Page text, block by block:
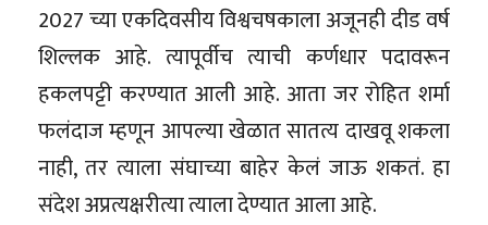
2027 च्या एकदिवसीय विश्वचषकाला अजूनही दीड वर्ष
शिल्लक आहे. त्यापूर्वीच त्याची कर्णधार पदावरून
हकलपट्टी करण्यात आली आहे. आता जर रोहित शर्मा
फलंदाज म्हणून आपल्या खेळात सातत्य दाखवू शकला
नाही, तर त्याला संघाच्या बाहेर केलं जाऊ शकतं. हा
संदेश अप्रत्यक्षरीत्या त्याला देण्यात आला आहे.